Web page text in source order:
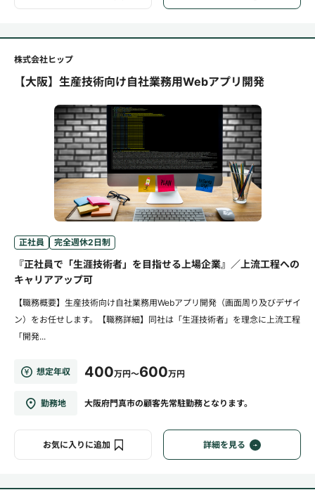
株式会社ヒップ
【大阪】生産技術向け自社業務用Webアプリ開発
正社員 完全週休2日制
『正社員で「生涯技術者」を目指せる上場企業』／上流工程への
キャリアアップ可
【職務概要】生産技術向け自社業務用Webアプリ開発（画面周り及びデザイ
ン）をお任せします。【職務詳細】同社は「生涯技術者」を理念に上流工程
「開発...
想定年収 400万円～600万円
勤務地 大阪府門真市の顧客先常駐勤務となります。
お気に入りに追加 詳細を見る